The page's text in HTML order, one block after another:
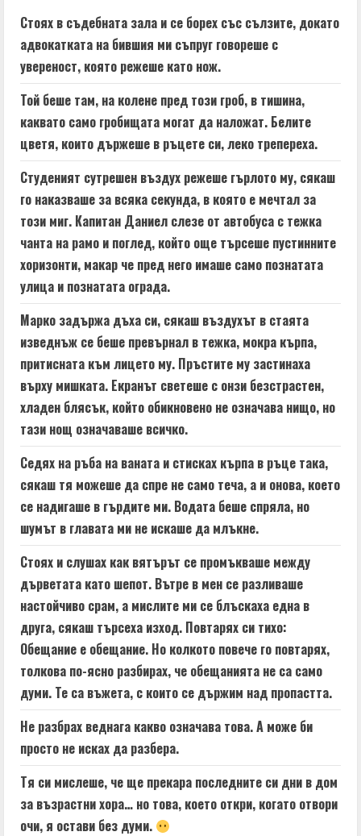
e
R
e
a
d
i
n
g
Стоях в съдебната зала и се борех със сълзите, докато
адвокатката на бившия ми съпруг говореше с
увереност, която режеше като нож.
Той беше там, на колене пред този гроб, в тишина,
каквато само гробищата могат да наложат. Белите
цветя, които държеше в ръцете си, леко трепереха.
Студеният сутрешен въздух режеше гърлото му, сякаш
го наказваше за всяка секунда, в която е мечтал за
този миг. Капитан Даниел слезе от автобуса с тежка
чанта на рамо и поглед, който още търсеше пустинните
хоризонти, макар че пред него имаше само познатата
улица и познатата ограда.
Марко задържа дъха си, сякаш въздухът в стаята
изведнъж се беше превърнал в тежка, мокра кърпа,
притисната към лицето му. Пръстите му застинаха
върху мишката. Екранът светеше с онзи безстрастен,
хладен блясък, който обикновено не означава нищо, но
тази нощ означаваше всичко.
Седях на ръба на ваната и стисках кърпа в ръце така,
сякаш тя можеше да спре не само теча, а и онова, което
се надигаше в гърдите ми. Водата беше спряла, но
шумът в главата ми не искаше да млъкне.
Стоях и слушах как вятърът се промъкваше между
дърветата като шепот. Вътре в мен се разливаше
настойчиво срам, а мислите ми се блъскаха една в
друга, сякаш търсеха изход. Повтарях си тихо:
Обещание е обещание. Но колкото повече го повтарях,
толкова по-ясно разбирах, че обещанията не са само
думи. Те са въжета, с които се държим над пропастта.
Не разбрах веднага какво означава това. А може би
просто не исках да разбера.
Тя си мислеше, че ще прекара последните си дни в дом
за възрастни хора… но това, което откри, когато отвори
очи, я остави без думи.